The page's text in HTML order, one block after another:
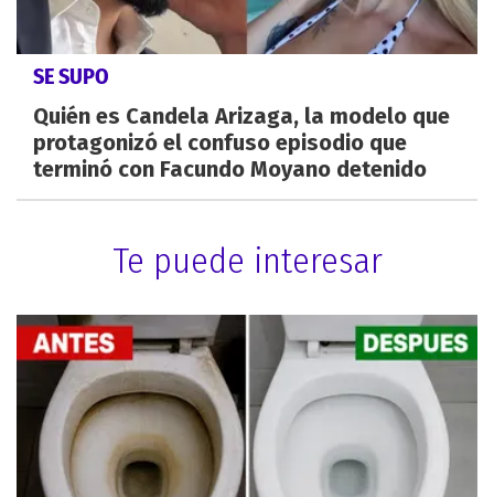
SE SUPO
Quién es Candela Arizaga, la modelo que
protagonizó el confuso episodio que
terminó con Facundo Moyano detenido
Te puede interesar